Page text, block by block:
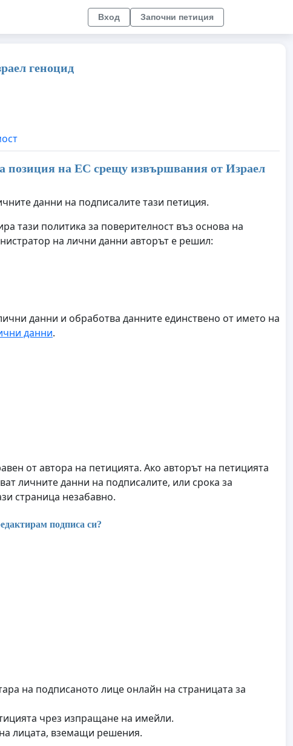
Вход Започни петиция
геноцид
позиция на ЕС срещу извършвания от Израел
данни на подписалите тази петиция.
тази политика за поверителност въз основа на
на лични данни авторът е решил:
данни и обработва данните единствено от името на
данни.
от автора на петицията. Ако авторът на петицията
личните данни на подписалите, или срока за
страница незабавно.
подписа си?
на подписаното лице онлайн на страницата за
чрез изпращане на имейли.
лицата, вземащи решения.